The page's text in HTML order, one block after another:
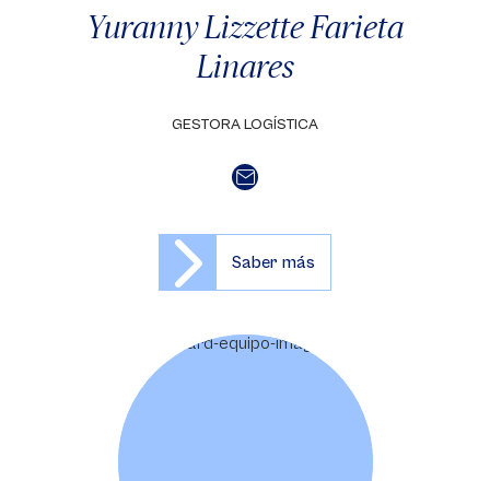
Yuranny Lizzette Farieta
Linares
GESTORA LOGÍSTICA
Saber más